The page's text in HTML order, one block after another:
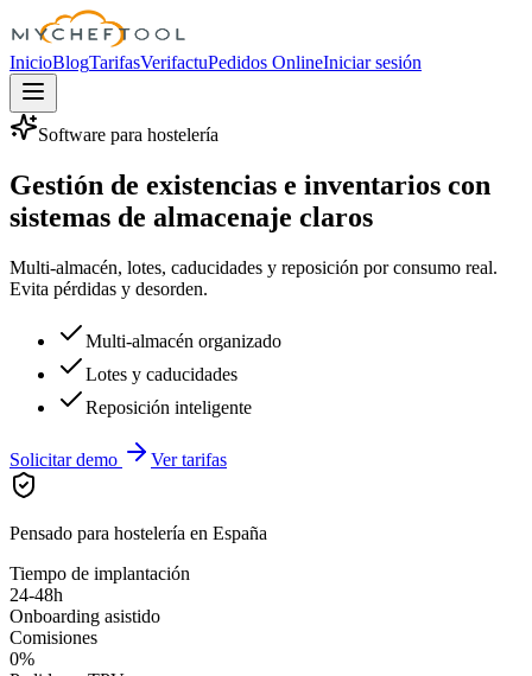
MyChefTool
InicioBlogTarifasVerifactuPedidos OnlineIniciar sesión
Software para hostelería
Gestión de existencias e inventarios con
sistemas de almacenaje claros
Multi-almacén, lotes, caducidades y reposición por consumo real.
Evita pérdidas y desorden.
Multi-almacén organizado
Lotes y caducidades
Reposición inteligente
Solicitar demo Ver tarifas
Pensado para hostelería en España
Tiempo de implantación
24-48h
Onboarding asistido
Comisiones
0%